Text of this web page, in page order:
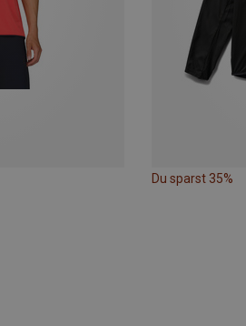
Du sparst 35%